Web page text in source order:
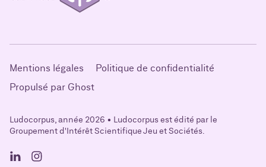
Mentions légales
Politique de confidentialité
Propulsé par Ghost
Ludocorpus, année 2026 • Ludocorpus est édité par le
Groupement d'Intérêt Scientifique Jeu et Sociétés.